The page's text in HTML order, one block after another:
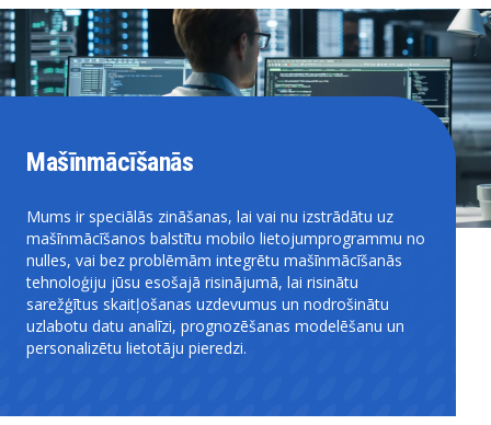
Mašīnmācīšanās
Mums ir speciālās zināšanas, lai vai nu izstrādātu uz
mašīnmācīšanos balstītu mobilo lietojumprogrammu no
nulles, vai bez problēmām integrētu mašīnmācīšanās
tehnoloģiju jūsu esošajā risinājumā, lai risinātu
sarežģītus skaitļošanas uzdevumus un nodrošinātu
uzlabotu datu analīzi, prognozēšanas modelēšanu un
personalizētu lietotāju pieredzi.